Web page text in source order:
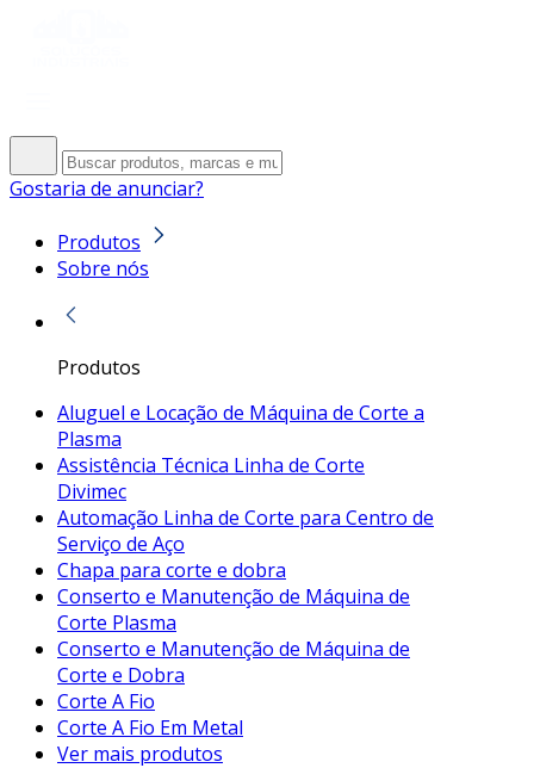
Gostaria de anunciar?
Produtos
Sobre nós
Produtos
Aluguel e Locação de Máquina de Corte a
Plasma
Assistência Técnica Linha de Corte
Divimec
Automação Linha de Corte para Centro de
Serviço de Aço
Chapa para corte e dobra
Conserto e Manutenção de Máquina de
Corte Plasma
Conserto e Manutenção de Máquina de
Corte e Dobra
Corte A Fio
Corte A Fio Em Metal
Ver mais produtos